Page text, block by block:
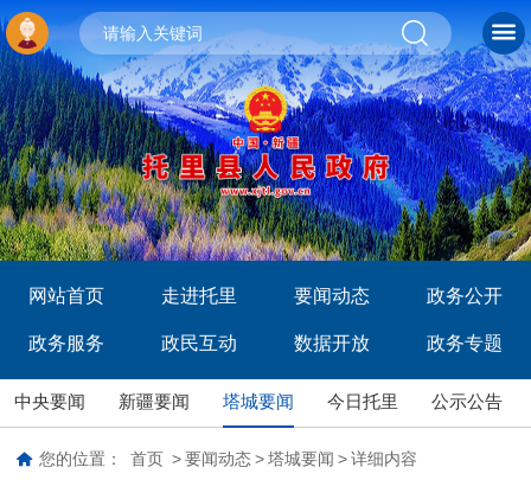
网站首页 走进托里 要闻动态 政务公开
政务服务 政民互动 数据开放 政务专题
中央要闻 新疆要闻 塔城要闻 今日托里 公示公告
您的位置： 首页 > 要闻动态 > 塔城要闻 > 详细内容